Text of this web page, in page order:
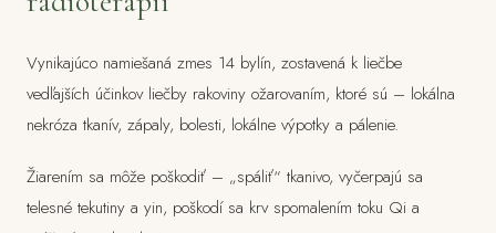
Vynikajúco namiešaná zmes 14 bylín, zostavená k liečbe
vedľajších účinkov liečby rakoviny ožarovaním, ktoré sú – lokálna
nekróza tkanív, zápaly, bolesti, lokálne výpotky a pálenie.
Žiarením sa môže poškodiť – „spáliť“ tkanivo, vyčerpajú sa
telesné tekutiny a yin, poškodí sa krv spomalením toku Qi a